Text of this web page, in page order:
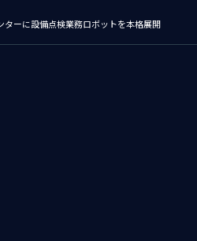
ターに設備点検業務ロボットを本格展開